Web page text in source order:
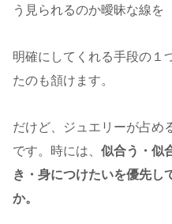
う見られるのか曖昧な線を
明確にしてくれる手段の１
たのも頷けます。
だけど、ジュエリーが占め
です。時には、 似合う・似
き・身につけたいを優先し
か。